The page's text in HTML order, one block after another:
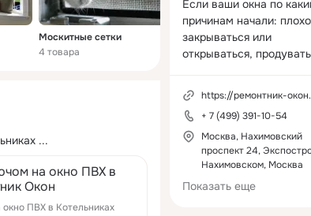
Москитные сетки
4 товара
Стеклопакеты
7 товаров
...
на окно ПВХ в
Окон
ПВХ в Котельниках
Если ваши окна по
причинам начали: плохо
закрываться или
открываться,
оконная ручка,
заменить уплотнитель
фурнитуру, окна начали
промерзать,
необходимость в
москитных сеток, значит,
самое время обратиться
https://ремонтник-
+ 7 (499) 391-10-54
Москва, Нахимовский
проспект 24,
Нахимовском, Москва
Показать еще